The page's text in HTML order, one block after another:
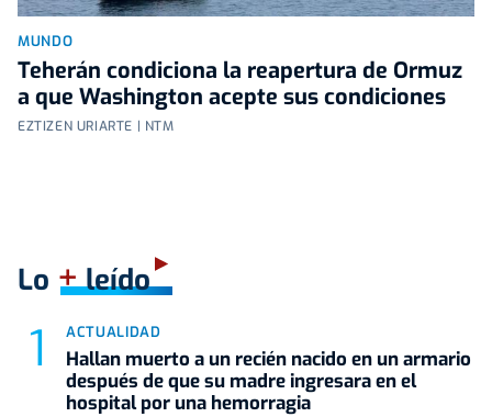
MUNDO
Teherán condiciona la reapertura de Ormuz
a que Washington acepte sus condiciones
EZTIZEN URIARTE | NTM
Lo +leído
ACTUALIDAD
Hallan muerto a un recién nacido en un armario
después de que su madre ingresara en el
hospital por una hemorragia